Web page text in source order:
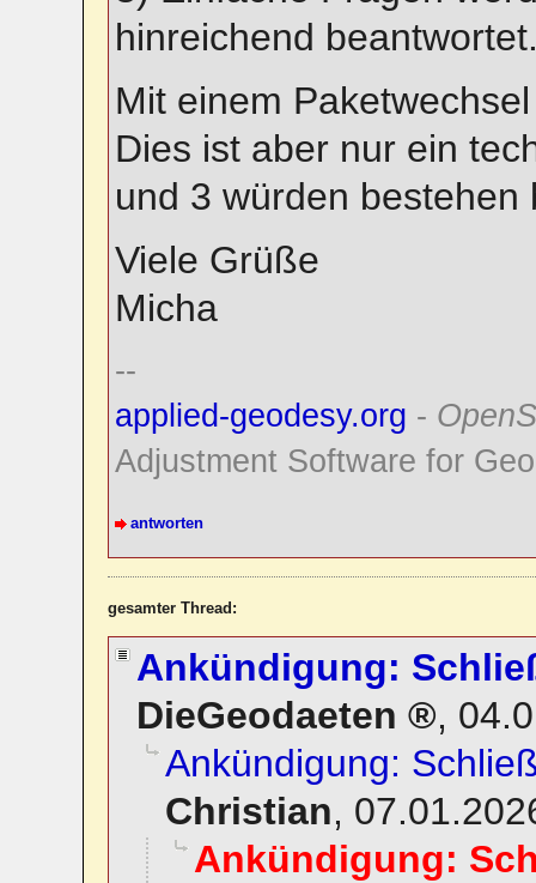
hinreichend
Mit einem
Dies ist aber nur ein
und 3 würden bestehen
Viele Grüße
Micha
--
applied-geodesy.org -
Adjustment Software for
antworten
gesamter Thread:
Ankündigung:
DieGeodaeten
,
Ankündigung:
Christian,
Ankündigung: